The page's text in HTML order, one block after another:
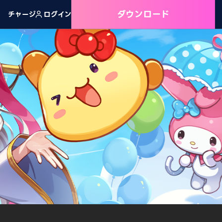
チャージ ログイン ダウンロード